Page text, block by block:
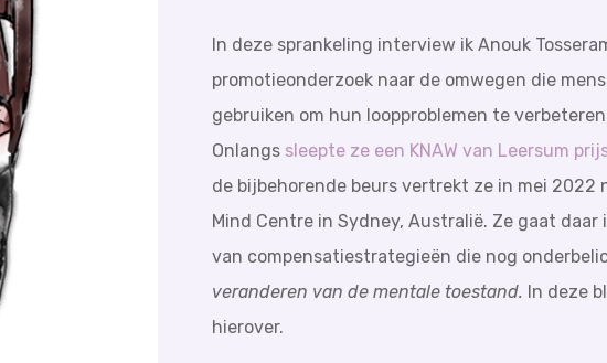
In deze sprankeling interview ik Anouk
promotieonderzoek naar de omwegen die
gebruiken om hun loopproblemen te
Onlangs sleepte ze een KNAW van Leersum
de bijbehorende beurs vertrekt ze in mei 2022
Mind Centre in Sydney, Australië. Ze gaat daar
van compensatiestrategieën die nog
veranderen van de mentale toestand. In deze
hierover.